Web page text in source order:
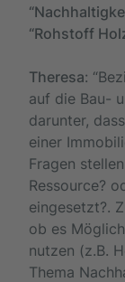
“Rohstoff
Theresa:
auf die Bau-
darunter,
einer
Fragen
Ressource?
eingesetzt?.
ob es
nutzen (z.B.
Thema